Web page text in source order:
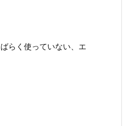
らく使っていない、エ